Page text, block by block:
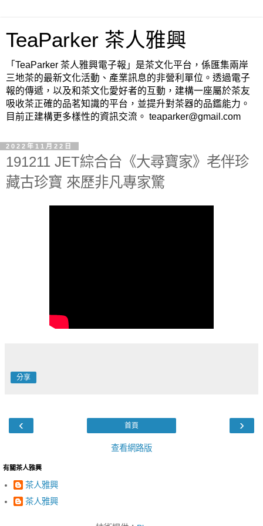
TeaParker 茶人雅興
「TeaParker 茶人雅興電子報」是茶文化平台，係匯集兩岸
三地茶的最新文化活動、產業訊息的非營利單位。透過電子
報的傳遞，以及和茶文化愛好者的互動，建構一座屬於茶友
吸收茶正確的品茗知識的平台，並提升對茶器的品鑑能力。
目前正建構更多樣性的資訊交流。 teaparker@gmail.com
2022年11月22日
191211 JET綜合台《大尋寶家》老伴珍
藏古珍寶 來歷非凡專家驚
分享
‹ ›
首頁
查看網路版
有關茶人雅興
茶人雅興
茶人雅興